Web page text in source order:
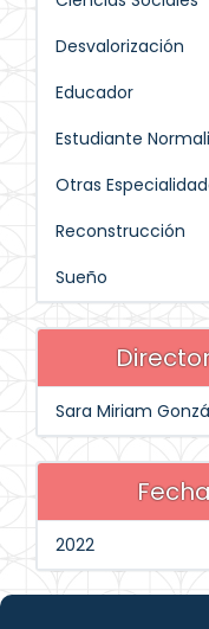
Desvalorización
Educador
Estudiante
Otras
Reconstrucción
Sueño
Sara Miriam
2022